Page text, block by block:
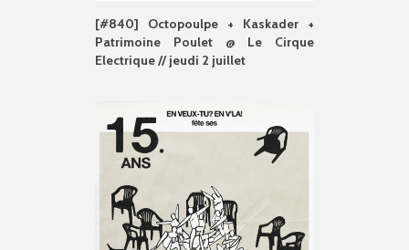
[#840] Octopoulpe + Kaskader +
Patrimoine Poulet @ Le Cirque
Electrique // jeudi 2 juillet